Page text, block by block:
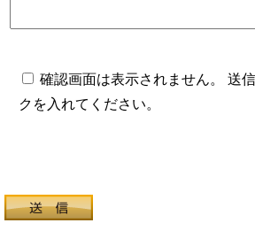
確認画面は表示されません。 送
クを入れてください。